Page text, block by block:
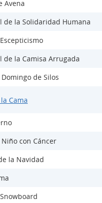
Avena
de la Solidaridad Humana
de la Camisa Arrugada
de Silos
Cama
con Cáncer
la Navidad